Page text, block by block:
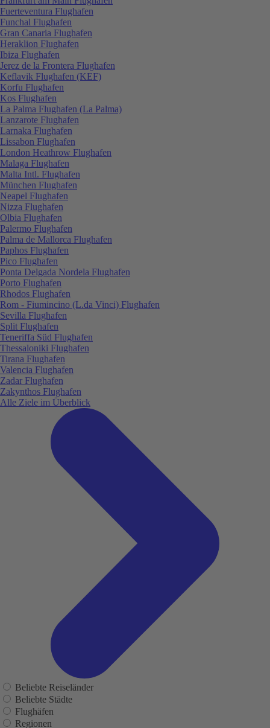
Fuerteventura Flughafen
Funchal Flughafen
Gran Canaria Flughafen
Heraklion Flughafen
Ibiza Flughafen
Jerez de la Frontera Flughafen
Keflavik Flughafen (KEF)
Korfu Flughafen
Kos Flughafen
La Palma Flughafen (La Palma)
Lanzarote Flughafen
Larnaka Flughafen
Lissabon Flughafen
London Heathrow Flughafen
Malaga Flughafen
Malta Intl. Flughafen
München Flughafen
Neapel Flughafen
Nizza Flughafen
Olbia Flughafen
Palermo Flughafen
Palma de Mallorca Flughafen
Paphos Flughafen
Pico Flughafen
Ponta Delgada Nordela Flughafen
Porto Flughafen
Rhodos Flughafen
Rom - Fiumincino (L.da Vinci) Flughafen
Sevilla Flughafen
Split Flughafen
Teneriffa Süd Flughafen
Thessaloniki Flughafen
Tirana Flughafen
Valencia Flughafen
Zadar Flughafen
Zakynthos Flughafen
Alle Ziele im Überblick
Beliebte Reiseländer
Beliebte Städte
Flughäfen
Regionen